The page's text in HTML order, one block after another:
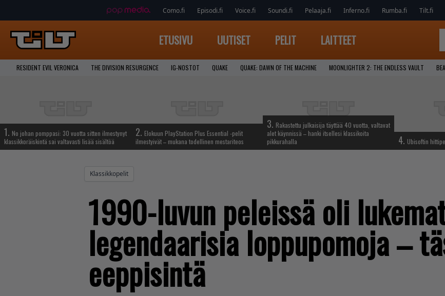
Como.fi Episodi.fi Voice.fi Soundi.fi Pelaaja.fi Inferno.fi Rumba.fi Tilt.fi
ETUSIVU UUTISET PELIT LAITTEET
RESIDENT EVIL VERONICA THE DIVISION RESURGENCE IG-NOSTOT QUAKE QUAKE: DAWN OF THE MACHINE MOONLIGHTER 2: THE ENDLESS VAULT
1. No johan pomppasi: 30 vuotta sitten ilmestynyt
klassikkoräiskintä sai valtavasti lisää sisältöä
2. Elokuun PlayStation Plus Essential -pelit
ilmestyivät – mukana todellinen mestariteos
3. Rakastettu julkaisija täyttää 40 vuotta, valtavat
alet käynnissä – hanki itsellesi klassikoita
pikkurahalla
4. Ubisoftin
Klassikkopelit
1990-luvun peleissä oli
legendaarisia loppupomoja –
eeppisintä